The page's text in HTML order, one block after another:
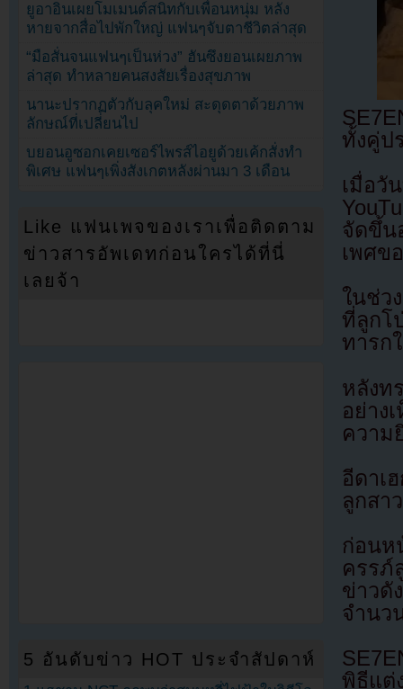
ทั้งคู่ป
เมื่อวั
จัดขึ้น
เพศข
ในช่ว
ที่ลูกโ
ทารก
หลังท
อย่าง
ความ
อีดาเ
ลูกสา
ก่อนห
ครร
ข่าว
จำนว
พิธีแ
ยูอาอินเผยโมเมนต์สนิทกับเพื่อนหนุ่ม หลัง
หายจากสื่อไปพักใหญ่ แฟนๆจับตาชีวิตล่าสุด
“มือสั่นจนแฟนๆเป็นห่วง” ฮันซึงยอนเผยภาพ
ล่าสุด ทำหลายคนสงสัยเรื่องสุขภาพ
นานะปรากฏตัวกับลุคใหม่ สะดุดตาด้วยภาพ
ลักษณ์ที่เปลี่ยนไป
บยอนอูซอกเคยเซอร์ไพรส์ไอยูด้วยเค้กสั่งทำ
พิเศษ แฟนๆเพิ่งสังเกตหลังผ่านมา 3 เดือน
Like แฟนเพจของเราเพื่อติดตาม
ข่าวสารอัพเดทก่อนใครได้ที่นี่
เลยจ้า
5 อันดับข่าว HOT ประจำสัปดาห์